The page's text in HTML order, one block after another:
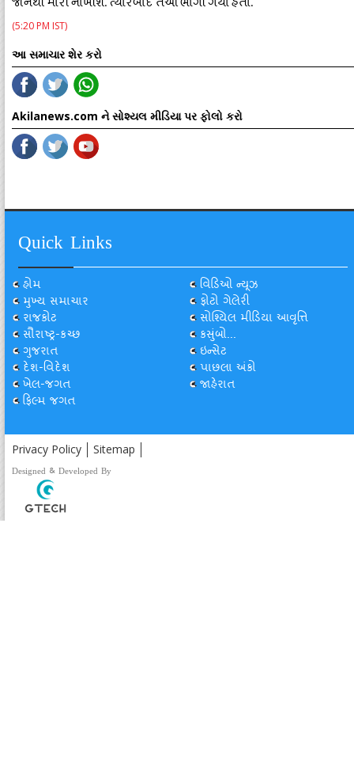
જાનથીમારીનાખીશ. ત્યારબાદ તેઓભાગીગયાહતા.
(5:20 PM IST)
આ સમાચાર શેર કરો
Akilanews.com ને સોશ્યલ મીડિયા પર ફોલો કરો
Quick Links
હોમ
મુખ્ય સમાચાર
રાજકોટ
સૌરાષ્ટ્ર-કચ્છ
ગુજરાત
દેશ-વિદેશ
ખેલ-જગત
ફિલ્મ જગત
વિડિઓ ન્યૂઝ
ફોટો ગેલેરી
સોશ્યિલ મીડિયા આવૃત્તિ
કસુંબો...
ઇન્સેટ
પાછલા અંકો
જાહેરાત
Privacy Policy Sitemap
Designed & Developed By